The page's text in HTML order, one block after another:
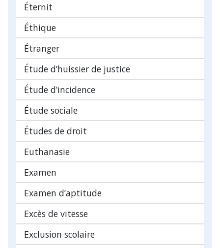
Éternit
Éthique
Étranger
Étude d’huissier de justice
Étude d’incidence
Étude sociale
Études de droit
Euthanasie
Examen
Examen d’aptitude
Excès de vitesse
Exclusion scolaire